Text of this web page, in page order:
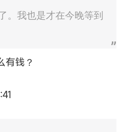
。我也是才在今晚等到
有钱？